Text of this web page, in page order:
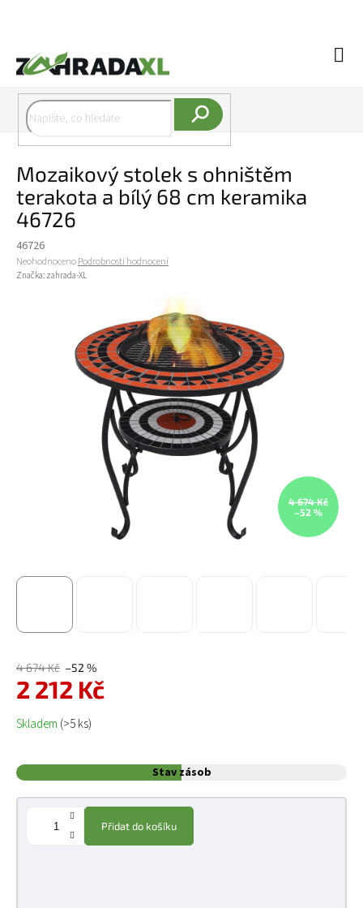
Mozaikový stolek s ohništěm
terakota a bílý 68 cm keramika
46726
46726
Průměrné hodnocení produktu je 0,0 z 5 hvězdiček.
NeohodnocenoPodrobnosti hodnocení
Značka: zahrada-XL
4 674 Kč
–52 %
4 674 Kč –52 %
2 212 Kč
Měrná cena:
Skladem (>5 ks)
Stav zásob
Přidat do košíku